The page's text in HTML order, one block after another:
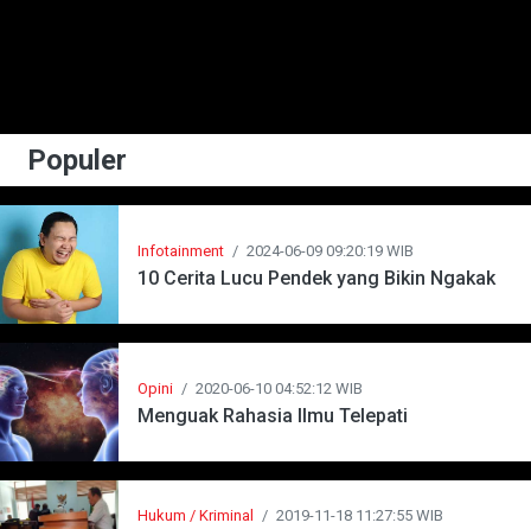
Populer
Infotainment / 2024-06-09 09:20:19 WIB
10 Cerita Lucu Pendek yang Bikin Ngakak
Opini / 2020-06-10 04:52:12 WIB
Menguak Rahasia Ilmu Telepati
Hukum / Kriminal / 2019-11-18 11:27:55 WIB